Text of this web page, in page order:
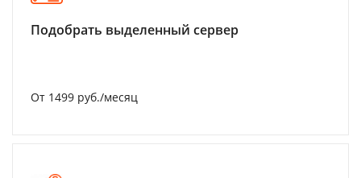
Подобрать выделенный сервер
От 1499 руб./месяц